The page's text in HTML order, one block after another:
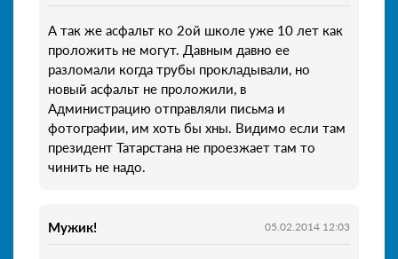
А так же асфальт ко 2ой школе уже 10 лет как
проложить не могут. Давным давно ее
разломали когда трубы прокладывали, но
новый асфальт не проложили, в
Администрацию отправляли письма и
фотографии, им хоть бы хны. Видимо если там
президент Татарстана не проезжает там то
чинить не надо.
Мужик! 05.02.2014 12:03